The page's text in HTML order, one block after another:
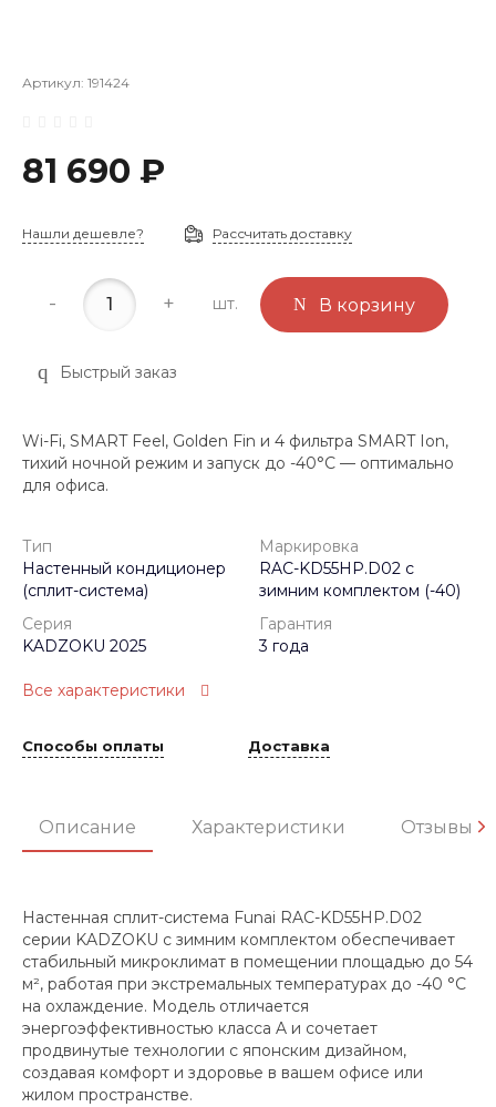
Артикул: 191424
81 690 ₽
Нашли дешевле? Рассчитать доставку
- + шт. В корзину
Быстрый заказ
Wi-Fi, SMART Feel, Golden Fin и 4 фильтра SMART Ion,
тихий ночной режим и запуск до -40°C — оптимально
для офиса.
Тип
Настенный кондиционер
(сплит-система)
Маркировка
RAC-KD55HP.D02 с
зимним комплектом (-40)
Серия
KADZOKU 2025
Гарантия
3 года
Все характеристики
Способы оплаты Доставка
Описание Характеристики Отзывы
Настенная сплит-система Funai RAC-KD55HP.D02
серии KADZOKU с зимним комплектом обеспечивает
стабильный микроклимат в помещении площадью до 54
м², работая при экстремальных температурах до -40 °C
на охлаждение. Модель отличается
энергоэффективностью класса A и сочетает
продвинутые технологии с японским дизайном,
создавая комфорт и здоровье в вашем офисе или
жилом пространстве.